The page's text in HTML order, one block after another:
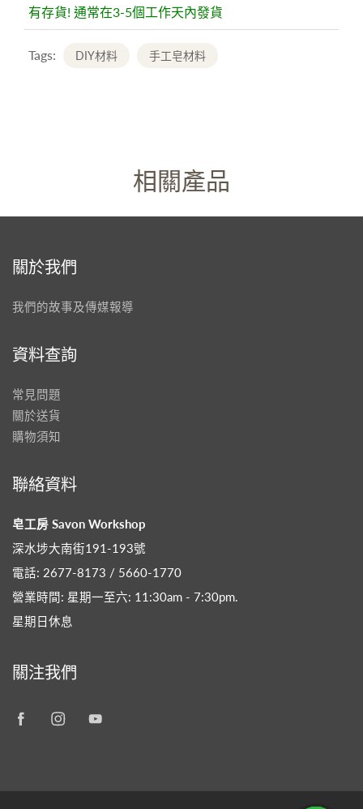
有存貨! 通常在3-5個工作天內發貨
Tags: DIY材料 手工皂材料
相關產品
關於我們
我們的故事及傳媒報導
資料查詢
常見問題
關於送貨
購物須知
聯絡資料
皂工房 Savon Workshop
深水埗大南街191-193號
電話: 2677-8173 / 5660-1770
營業時間: 星期一至六: 11:30am - 7:30pm​.
星期日休息
關注我們